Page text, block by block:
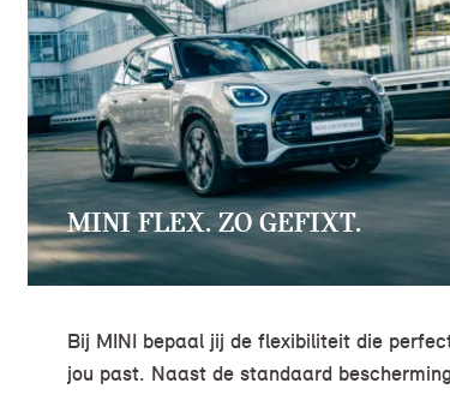
MINI FLEX. ZO GEFIXT.
Bij MINI bepaal jij de flexibiliteit die
jou past. Naast de standaard